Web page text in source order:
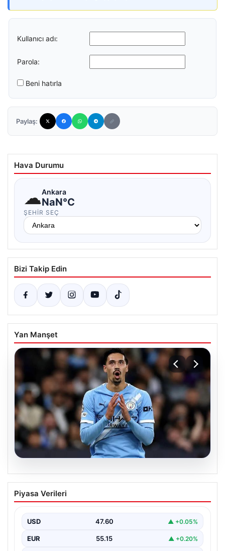
Kullanıcı adı:
Parola:
Beni hatırla
Paylaş:
Hava Durumu
☁Ankara
NaN°C
ŞEHIR SEÇ
Bizi Takip Edin
Yan Manşet
04.08.2026
Galatasaray’da orta sahaya dev isim!
Manchester City’nin yıldızı Tijjani
Piyasa Verileri
USD 47.60 ▲ +0.05%
EUR 55.15 ▲ +0.20%